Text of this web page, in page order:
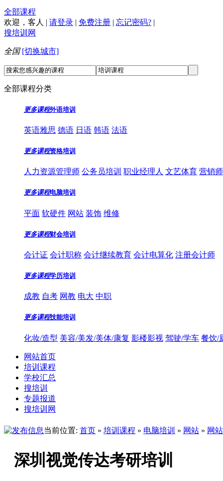
全部课程
欢迎， 客人 | 请登录 | 免费注册 | 忘记密码? |
搜培训网
全国 [切换城市]
全部课程分类
更多课程外语培训
英语雅思 德语 日语 韩语 法语
更多课程资格培训
人力资源管理师 公务员培训 职业经理人 文艺体育 营销
更多课程电脑培训
平面 软硬件 网站 装饰 维修
更多课程财会培训
会计证 会计职称 会计继续教育 会计电算化 注册会计师
更多课程学历培训
成教 自考 网教 电大 中职
更多课程技能培训
化妆/造型 美容/美发/美体/康复 影楼影视 驾驶/学车 餐饮/
网站首页
培训课程
学校汇总
搜培训
专题报道
搜培训网
当前位置: 首页 » 培训课程 » 电脑培训 » 网站 » 网
深圳视觉传达考研培训